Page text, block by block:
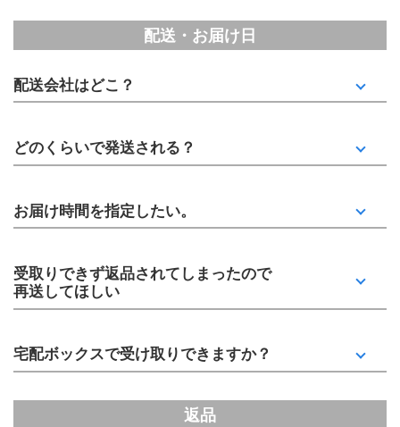
配送・お届け日
配送会社はどこ？
どのくらいで発送される？
お届け時間を指定したい。
受取りできず返品されてしまったので
再送してほしい
宅配ボックスで受け取りできますか？
返品